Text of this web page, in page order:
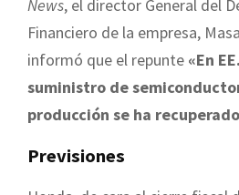
News, el director General del
Financiero de la empresa,
informó que el repunte «En
suministro de
producción se ha
Previsiones